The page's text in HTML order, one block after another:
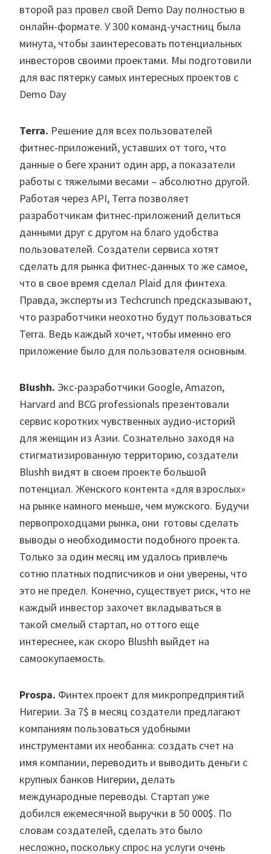
второй раз провел свой Demo Day полностью в
онлайн-формате. У 300 команд-участниц была
минута, чтобы заинтересовать потенциальных
инвесторов своими проектами. Мы подготовили
для вас пятерку самых интересных проектов с
Demo Day
Terra. Решение для всех пользователей
фитнес-приложений, уставших от того, что
данные о беге хранит один app, а показатели
работы с тяжелыми весами – абсолютно другой.
Работая через API, Terra позволяет
разработчикам фитнес-приложений делиться
данными друг с другом на благо удобства
пользователей. Создатели сервиса хотят
сделать для рынка фитнес-данных то же самое,
что в свое время сделал Plaid для финтеха.
Правда, эксперты из Techcrunch предсказывают,
что разработчики неохотно будут пользоваться
Terra. Ведь каждый хочет, чтобы именно его
приложение было для пользователя основным.
Blushh. Экс-разработчики Google, Amazon,
Harvard and BCG professionals презентовали
сервис коротких чувственных аудио-историй
для женщин из Азии. Сознательно заходя на
стигматизированную территорию, создатели
Blushh видят в своем проекте большой
потенциал. Женского контента «для взрослых»
на рынке намного меньше, чем мужского. Будучи
первопроходцами рынка, они готовы сделать
выводы о необходимости подобного проекта.
Только за один месяц им удалось привлечь
сотню платных подписчиков и они уверены, что
это не предел. Конечно, существует риск, что не
каждый инвестор захочет вкладываться в
такой смелый стартап, но оттого еще
интереснее, как скоро Blushh выйдет на
самоокупаемость.
Prospa. Финтех проект для микропредприятий
Нигерии. За 7$ в месяц создатели предлагают
компаниям пользоваться удобными
инструментами их необанка: создать счет на
имя компании, переводить и выводить деньги с
крупных банков Нигерии, делать
международные переводы. Стартап уже
добился ежемесячной выручки в 50 000$. По
словам создателей, сделать это было
несложно, поскольку спрос на услуги очень